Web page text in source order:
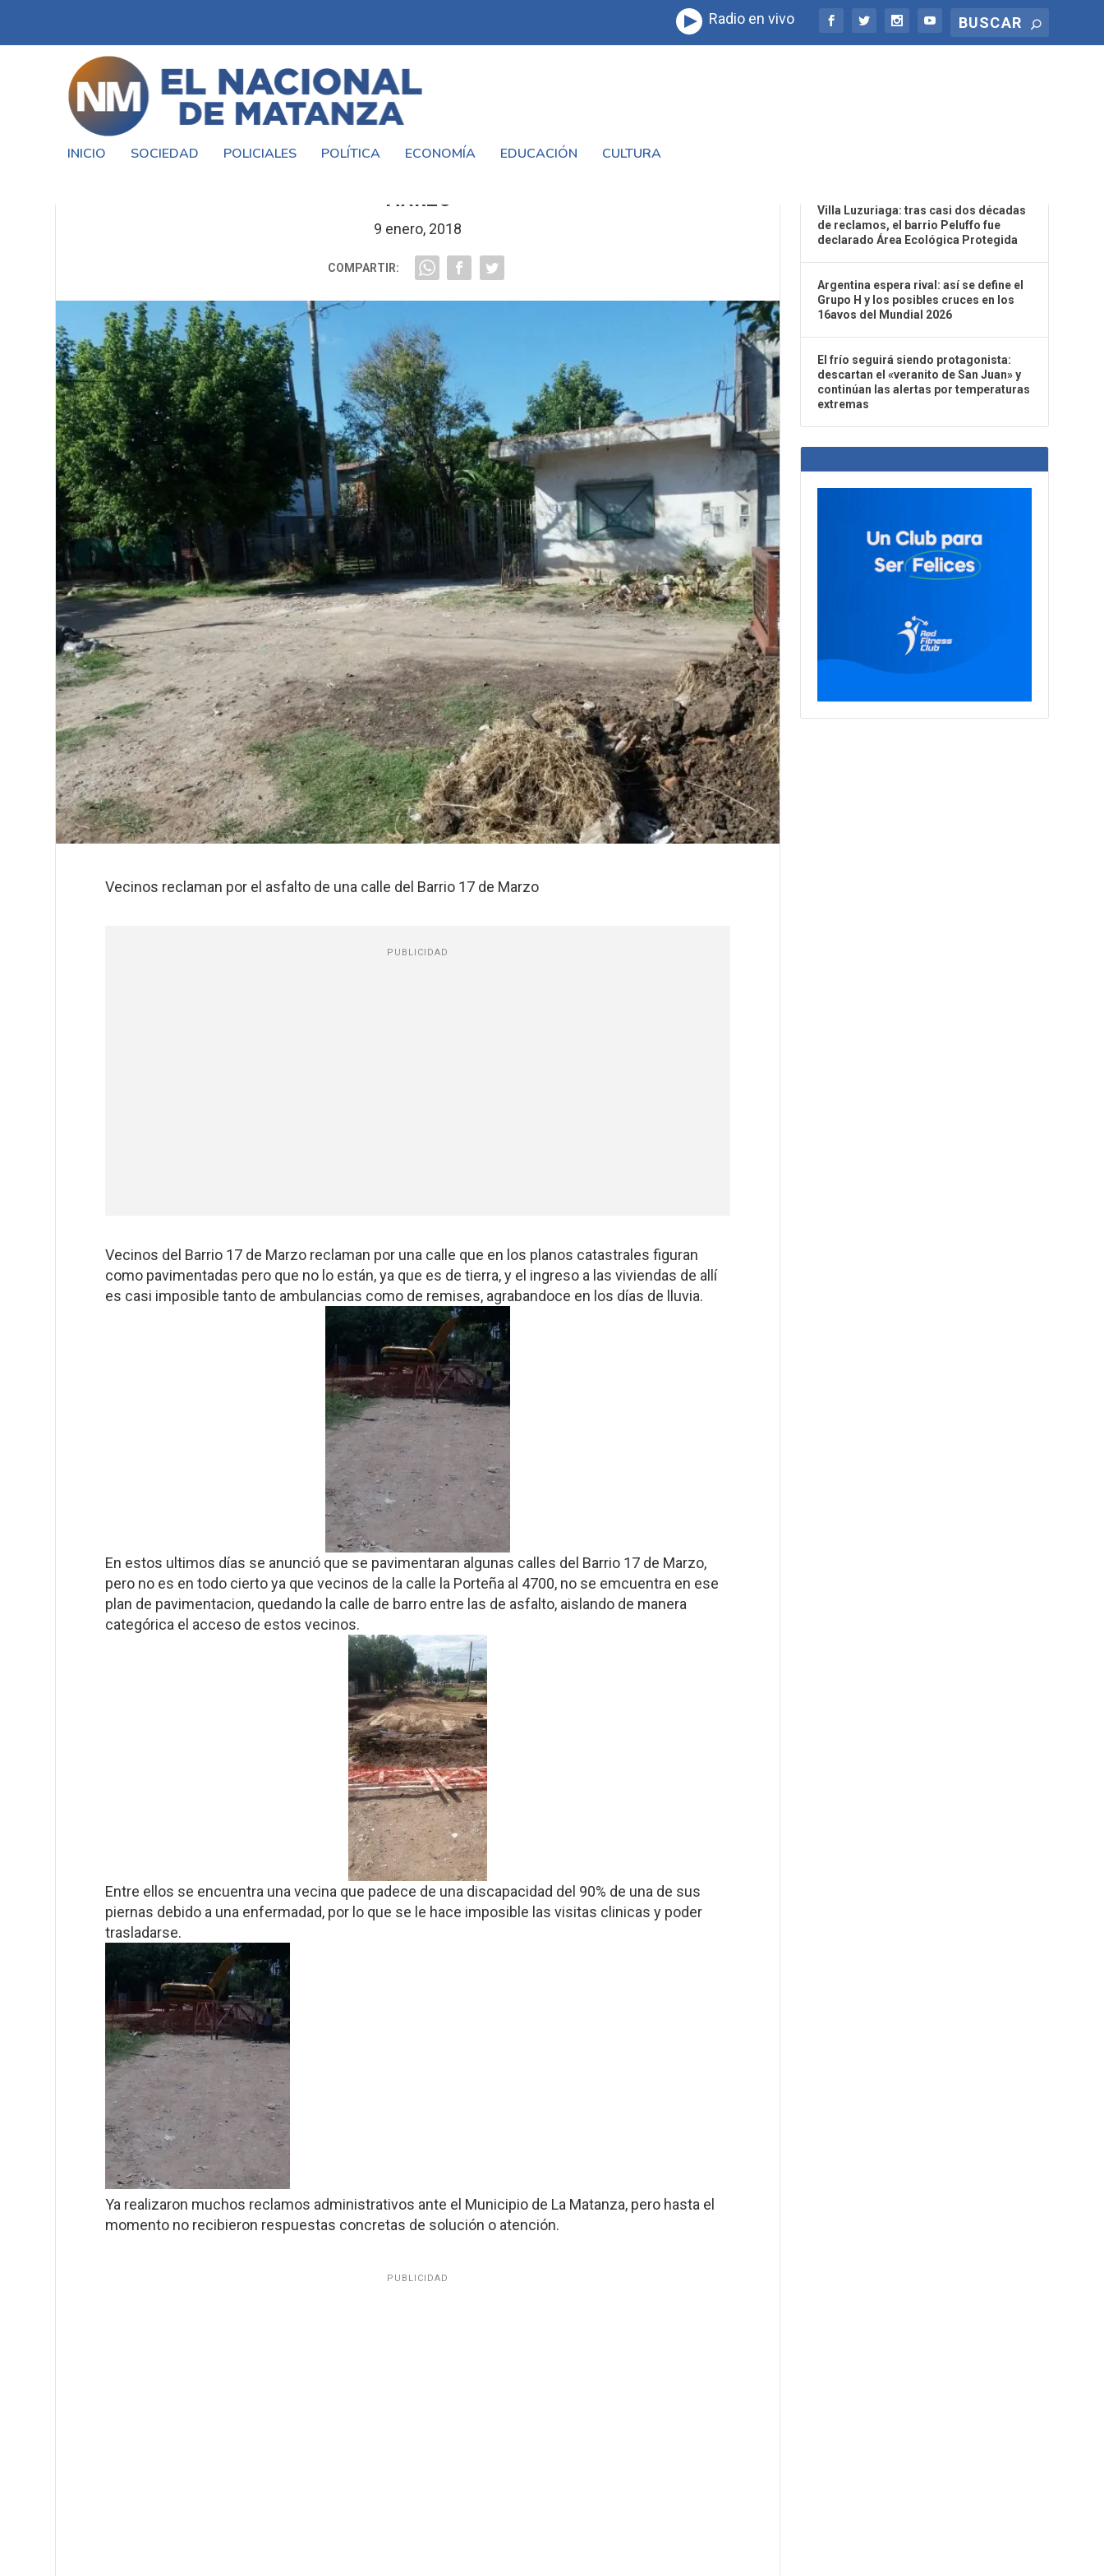
Radio en vivo
INICIO SOCIEDAD POLICIALES POLÍTICA ECONOMÍA EDUCACIÓN CULTURA
MARZO
9 enero, 2018
COMPARTIR:
Vecinos reclaman por el asfalto de una calle del Barrio 17 de Marzo
PUBLICIDAD
Vecinos del Barrio 17 de Marzo reclaman por una calle que en los planos catastrales figuran
como pavimentadas pero que no lo están, ya que es de tierra, y el ingreso a las viviendas de allí
es casi imposible tanto de ambulancias como de remises, agrabandoce en los días de lluvia.
En estos ultimos días se anunció que se pavimentaran algunas calles del Barrio 17 de Marzo,
pero no es en todo cierto ya que vecinos de la calle la Porteña al 4700, no se emcuentra en ese
plan de pavimentacion, quedando la calle de barro entre las de asfalto, aislando de manera
categórica el acceso de estos vecinos.
Entre ellos se encuentra una vecina que padece de una discapacidad del 90% de una de sus
piernas debido a una enfermadad, por lo que se le hace imposible las visitas clinicas y poder
trasladarse.
Ya realizaron muchos reclamos administrativos ante el Municipio de La Matanza, pero hasta el
momento no recibieron respuestas concretas de solución o atención.
PUBLICIDAD
Villa Luzuriaga: tras casi dos décadas
de reclamos, el barrio Peluffo fue
declarado Área Ecológica Protegida
Argentina espera rival: así se define el
Grupo H y los posibles cruces en los
16avos del Mundial 2026
El frío seguirá siendo protagonista:
descartan el «veranito de San Juan» y
continúan las alertas por temperaturas
extremas